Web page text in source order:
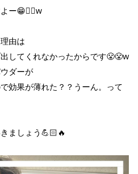
ー😁☝🏻w
由は
してくれなかったからです😤😤w
ダーが
効果が薄れた？？うーん。って
ましょう💪🏻🔥